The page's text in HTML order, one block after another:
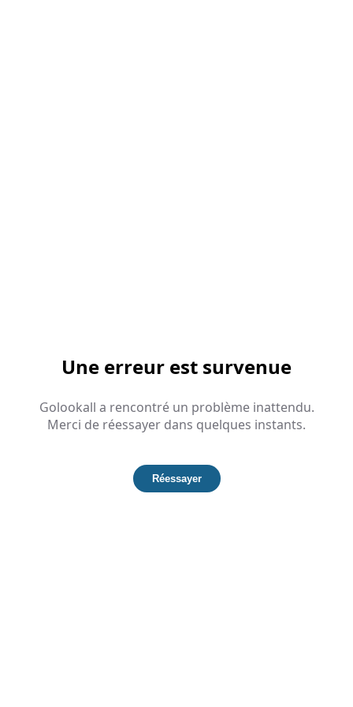
Une erreur est survenue
Golookall a rencontré un problème inattendu.
Merci de réessayer dans quelques instants.
Réessayer